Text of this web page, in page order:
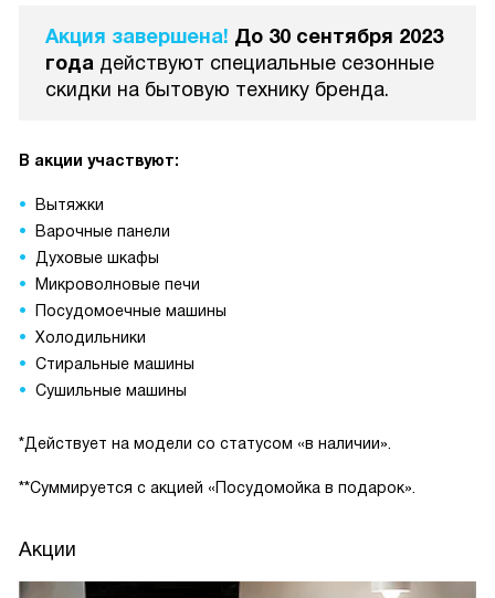
Акция завершена! До 30 сентября 2023
года действуют специальные сезонные
скидки на бытовую технику бренда.
В акции участвуют:
Вытяжки
Варочные панели
Духовые шкафы
Микроволновые печи
Посудомоечные машины
Холодильники
Стиральные машины
Сушильные машины
*Действует на модели со статусом «в наличии».
**Суммируется с акцией «Посудомойка в подарок».
Акции